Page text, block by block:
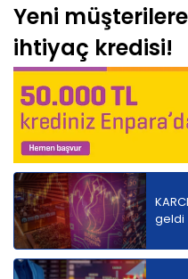
Yeni
ihtiyaç kredisi!
geldi